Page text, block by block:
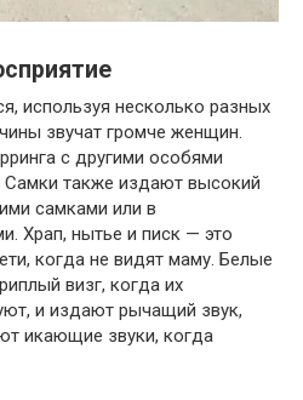
используя несколько разных
звучат громче женщин.
с другими особями
также издают высокий
самками или в
Храп, нытье и писк — это
когда не видят маму. Белые
визг, когда их
и издают рычащий звук,
икающие звуки, когда